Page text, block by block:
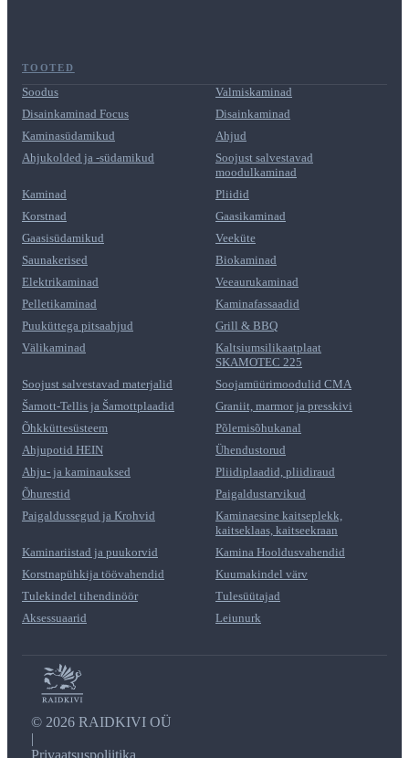
TOOTED
Soodus
Valmiskaminad
Disainkaminad Focus
Disainkaminad
Kaminasüdamikud
Ahjud
Ahjukolded ja -südamikud
Soojust salvestavad
moodulkaminad
Kaminad
Pliidid
Korstnad
Gaasikaminad
Gaasisüdamikud
Veeküte
Saunakerised
Biokaminad
Elektrikaminad
Veeaurukaminad
Pelletikaminad
Kaminafassaadid
Puuküttega pitsaahjud
Grill & BBQ
Välikaminad
Kaltsiumsilikaatplaat
SKAMOTEC 225
Soojust salvestavad materjalid
Soojamüürimoodulid CMA
Šamott-Tellis ja Šamottplaadid
Graniit, marmor ja presskivi
Õhkküttesüsteem
Põlemisõhukanal
Ahjupotid HEIN
Ühendustorud
Ahju- ja kaminauksed
Pliidiplaadid, pliidiraud
Õhurestid
Paigaldustarvikud
Paigaldussegud ja Krohvid
Kaminaesine kaitseplekk,
kaitseklaas, kaitseekraan
Kaminariistad ja puukorvid
Kamina Hooldusvahendid
Korstnapühkija töövahendid
Kuumakindel värv
Tulekindel tihendinöör
Tulesüütajad
Aksessuaarid
Leiunurk
© 2026 RAIDKIVI OÜ
|
Privaatsuspoliitika